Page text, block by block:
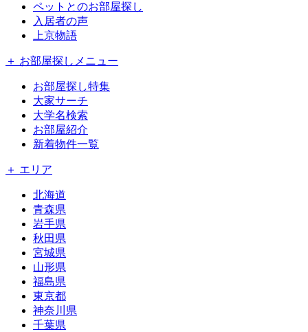
ペットとのお部屋探し
入居者の声
上京物語
＋ お部屋探しメニュー
お部屋探し特集
大家サーチ
大学名検索
お部屋紹介
新着物件一覧
＋ エリア
北海道
青森県
岩手県
秋田県
宮城県
山形県
福島県
東京都
神奈川県
千葉県